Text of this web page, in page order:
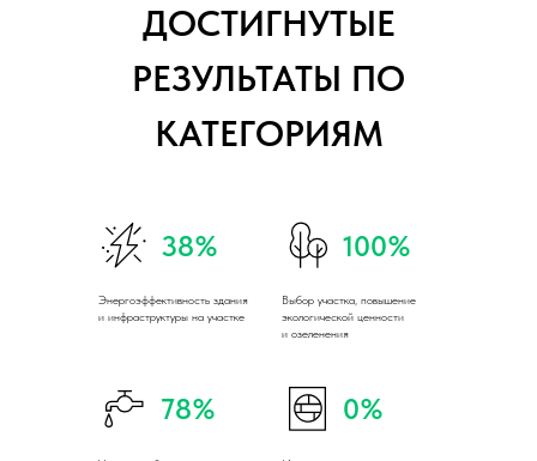
ДОСТИГНУТЫЕ
РЕЗУЛЬТАТЫ ПО
КАТЕГОРИЯМ
Энергоэффективность здания
и инфраструктуры на участке
38% 100%
78% 0%
Выбор участка, повышение
экологической ценности
и озеленения